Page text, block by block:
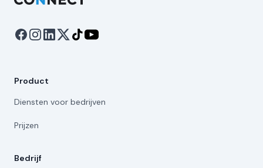
Product
Diensten voor bedrijven
Prijzen
Bedrijf